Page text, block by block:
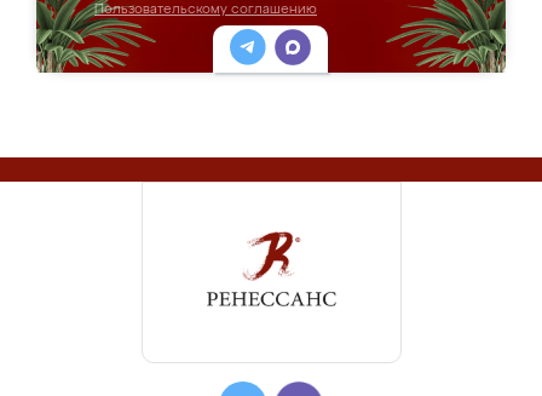
Пользовательскому соглашению